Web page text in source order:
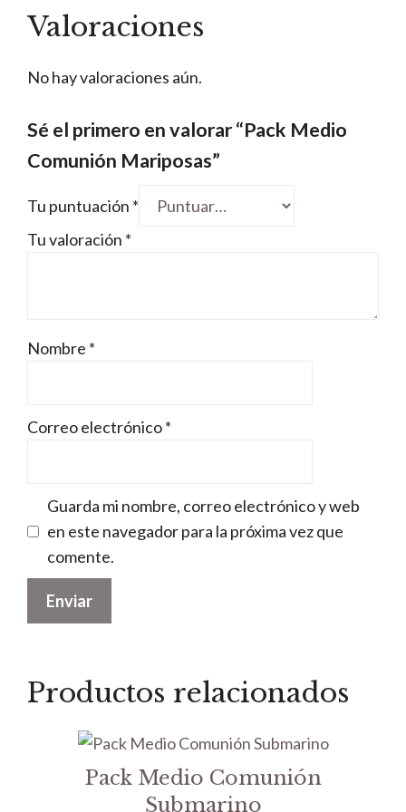
Valoraciones
No hay valoraciones aún.
Sé el primero en valorar “Pack Medio
Comunión Mariposas”
Tu puntuación *
Tu valoración *
Nombre *
Correo electrónico*
Guarda mi nombre, correo electrónico y web
en este navegador para la próxima vez que
comente.
Productos relacionados
Pack Medio Comunión
Submarino